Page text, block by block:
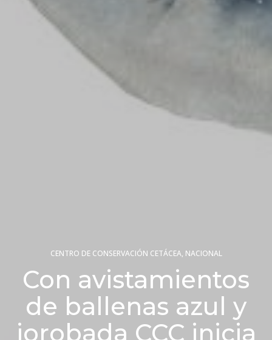
CENTRO DE CONSERVACIÓN CETÁCEA, NACIONAL
Con avistamientos
de ballenas azul y
jorobada CCC inicia